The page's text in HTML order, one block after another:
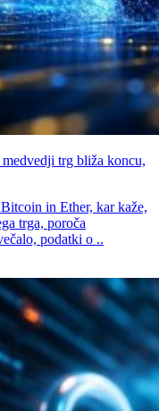
trg bliža koncu,
in Ether, kar kaže,
trga, poroča
podatki o ..